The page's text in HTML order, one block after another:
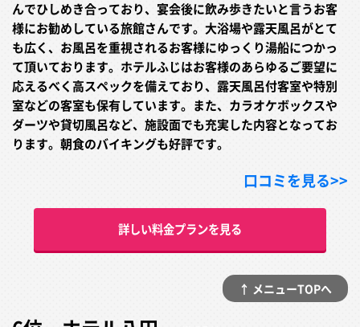
んでひしめき合っており、宴会後に飲み歩きたいと言うお客
様にお勧めしている旅館さんです。大浴場や露天風呂がとて
も広く、お風呂を重視されるお客様にゆっくり湯船につかっ
て頂いております。ホテルふじはお客様のあらゆるご要望に
応えるべく高スペックを備えており、露天風呂付客室や特別
室などの客室も保有しています。また、カラオケボックスや
ダーツや貸切風呂など、施設面でも充実した内容となってお
ります。朝食のバイキングも好評です。
口コミを見る>>
詳しい料金プランを見る
↑ メニューTOPへ